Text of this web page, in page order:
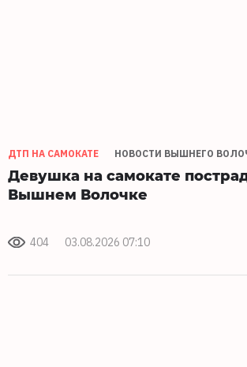
ДТП НА САМОКАТЕ НОВОСТИ ВЫШНЕГО
Девушка на самокате
Вышнем Волочке
404 03.08.2026 07:10